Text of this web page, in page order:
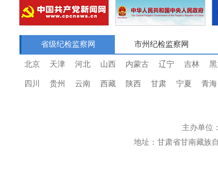
省级纪检监察网 市州纪检监察网
北京 天津 河北 山西 内蒙古 辽宁 吉林
四川 贵州 云南 西藏 陕西 甘肃 宁夏 青海
主办单位
地址：甘肃省甘南藏族